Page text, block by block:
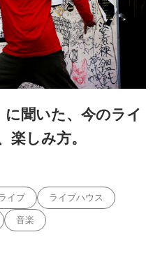
に聞いた、今のライ
楽しみ方。
イブ ライブハウス
音楽